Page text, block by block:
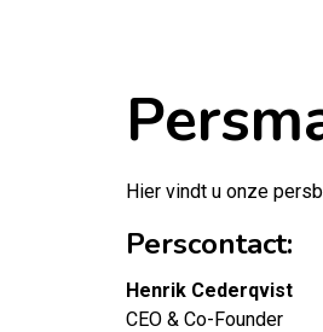
Hier vindt u onze
Perscontact:
Henrik Cederqvist
CEO & Co-Founder